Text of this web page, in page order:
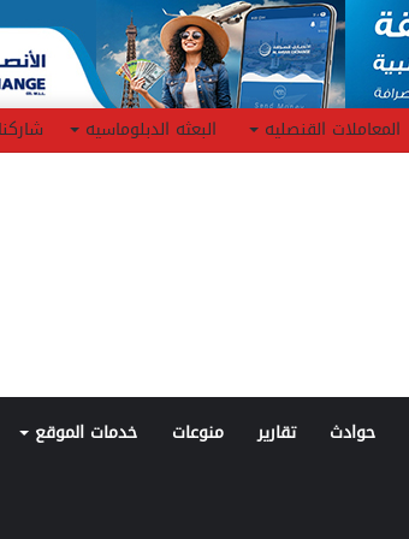
المعاملات القنصليه البعثه الدبلوماسيه شاركنا
حوادث تقارير منوعات خدمات الموقع